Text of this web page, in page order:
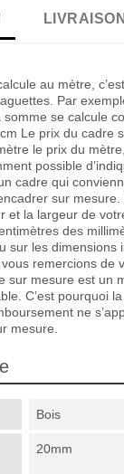
LIVRAISON
au mètre,
Par
se calcule
Le prix du cadre
le prix du
possible
cadre qui
sur mesure.
et la largeur de
des
sur les dimensions
remercions de
sur mesure est un
C’est pourquoi
ne
mesure.
Bois
20mm